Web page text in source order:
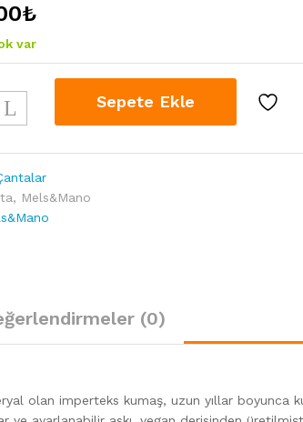
₺
var
Sepete Ekle
, Mels&Mano
(0)
olan imperteks kumaş, uzun yıllar boyunca